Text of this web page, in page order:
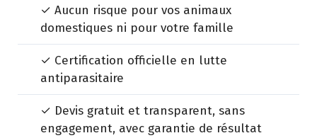
✓ Aucun risque pour vos animaux
domestiques ni pour votre famille
✓ Certification officielle en lutte
antiparasitaire
✓ Devis gratuit et transparent, sans
engagement, avec garantie de résultat